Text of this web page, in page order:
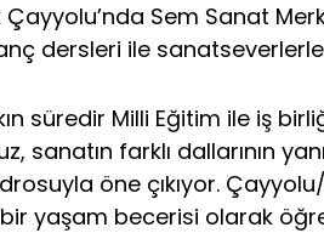
Çayyolu’nda Sem Sanat
dersleri ile
süredir Milli Eğitim ile iş
sanatın farklı dallarının
öne çıkıyor.
yaşam becerisi olarak